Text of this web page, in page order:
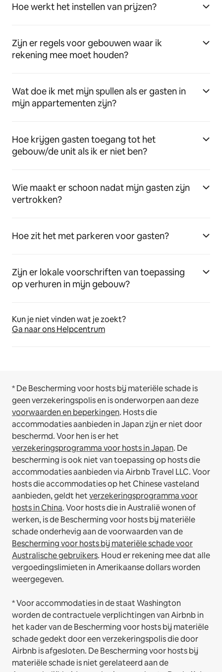
Hoe werkt het instellen van prijzen?
Zijn er regels voor gebouwen waar ik
rekening mee moet houden?
Wat doe ik met mijn spullen als er gasten in
mijn appartementen zijn?
Hoe krijgen gasten toegang tot het
gebouw/de unit als ik er niet ben?
Wie maakt er schoon nadat mijn gasten zijn
vertrokken?
Hoe zit het met parkeren voor gasten?
Zijn er lokale voorschriften van toepassing
op verhuren in mijn gebouw?
Kun je niet vinden wat je zoekt?
Ga naar ons Helpcentrum
* De Bescherming voor hosts bij materiële schade is
geen verzekeringspolis en is onderworpen aan deze
voorwaarden en beperkingen. Hosts die
accommodaties aanbieden in Japan zijn er niet door
beschermd. Voor hen is er het
verzekeringsprogramma voor hosts in Japan. De
bescherming is ook niet van toepassing op hosts die
accommodaties aanbieden via Airbnb Travel LLC.Voor
hosts die accommodaties op het Chinese vasteland
aanbieden, geldt hetverzekeringsprogramma voor
hosts in China.Voor hosts die in Australië wonen of
werken, is de Bescherming voor hosts bij materiële
schade onderhevig aan de voorwaarden van de
Bescherming voor hosts bij materiële schade voor
Australische gebruikers. Houd er rekening mee dat alle
vergoedingslimieten in Amerikaanse dollars worden
weergegeven.
* Voor accommodaties in de staat Washington
worden de contractuele verplichtingen van Airbnb in
het kader van de Bescherming voor hosts bij materiële
schade gedekt door een verzekeringspolis die door
Airbnb is afgesloten. De Bescherming voor hosts bij
materiële schade is niet gerelateerd aan de